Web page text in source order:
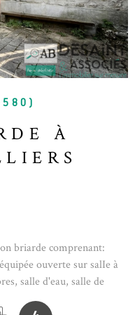
À
briarde comprenant:
ouverte sur salIe à
salle d'eau, salle de
m² avec parkings.